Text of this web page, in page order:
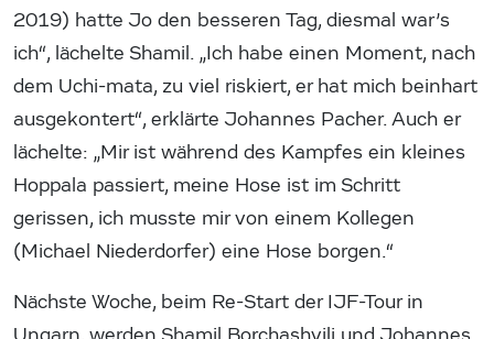
2019) hatte Jo den besseren Tag, diesmal war’s
ich“, lächelte Shamil. „Ich habe einen Moment, nach
dem Uchi-mata, zu viel riskiert, er hat mich beinhart
ausgekontert“, erklärte Johannes Pacher. Auch er
lächelte: „Mir ist während des Kampfes ein kleines
Hoppala passiert, meine Hose ist im Schritt
gerissen, ich musste mir von einem Kollegen
(Michael Niederdorfer) eine Hose borgen.“
Nächste Woche, beim Re-Start der IJF-Tour in